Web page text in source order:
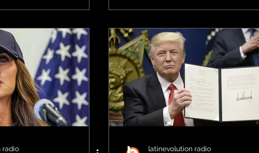
radio
latinevolution radio